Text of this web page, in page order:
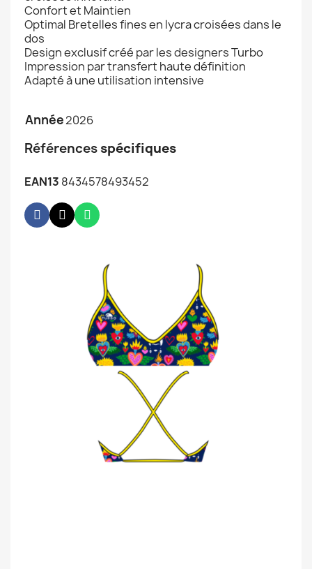
Confort et Maintien
Optimal Bretelles fines en lycra croisées dans le
dos
Design exclusif créé par les designers Turbo
Impression par transfert haute définition
Adapté à une utilisation intensive
Année2026
Références spécifiques
EAN13 8434578493452